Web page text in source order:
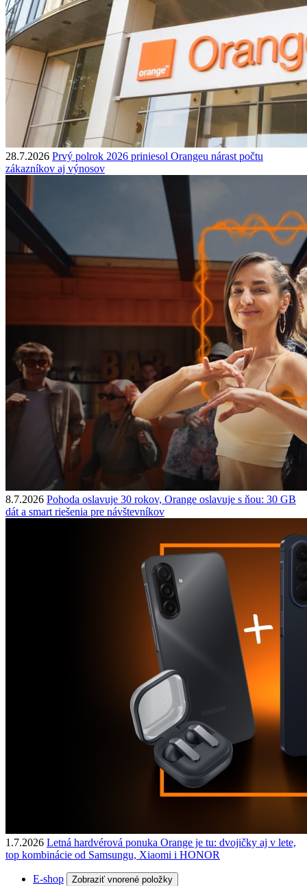
28.7.2026 Prvý polrok 2026 priniesol Orangeu nárast počtu
zákazníkov aj výnosov
8.7.2026 Pohoda oslavuje 30 rokov, Orange oslavuje s ňou: 30 GB
dát a smart riešenia pre návštevníkov
1.7.2026 Letná hardvérová ponuka Orange je tu: dvojičky aj v lete,
top kombinácie od Samsungu, Xiaomi i HONOR
E-shop Zobraziť vnorené položky